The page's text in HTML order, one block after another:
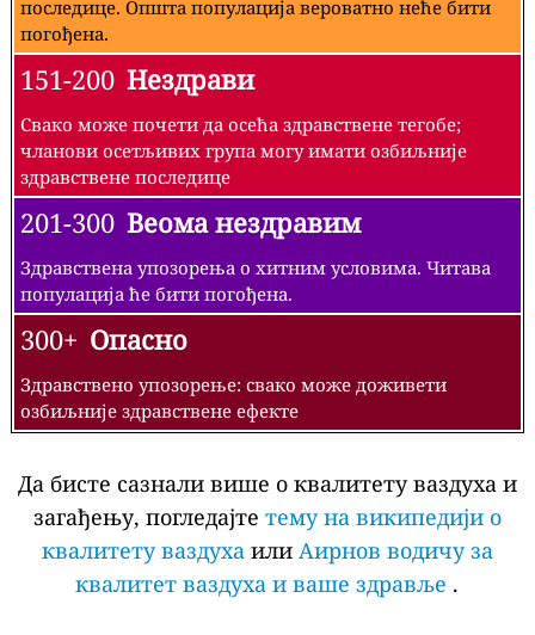
последице. Општа популација вероватно неће бити
погођена.
151-200 Нездрави
Свако може почети да осећа здравствене тегобе;
чланови осетљивих група могу имати озбиљније
здравствене последице
201-300 Веома нездравим
Здравствена упозорења о хитним условима. Читава
популација ће бити погођена.
300+ Опасно
Здравствено упозорење: свако може доживети
озбиљније здравствене ефекте
Да бисте сазнали више о квалитету ваздуха и
загађењу, погледајте тему на википедији о
квалитету ваздуха или Аирнов водичу за
квалитет ваздуха и ваше здравље .